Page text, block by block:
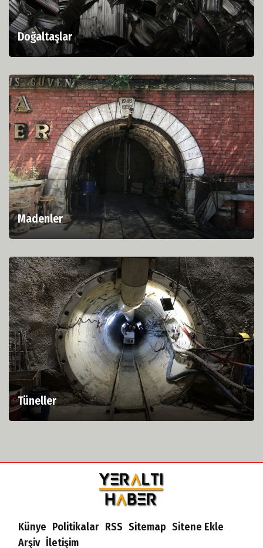
Doğaltaşlar
Madenler
Tüneller
Künye Politikalar RSS Sitemap Sitene Ekle
Arşiv İletişim